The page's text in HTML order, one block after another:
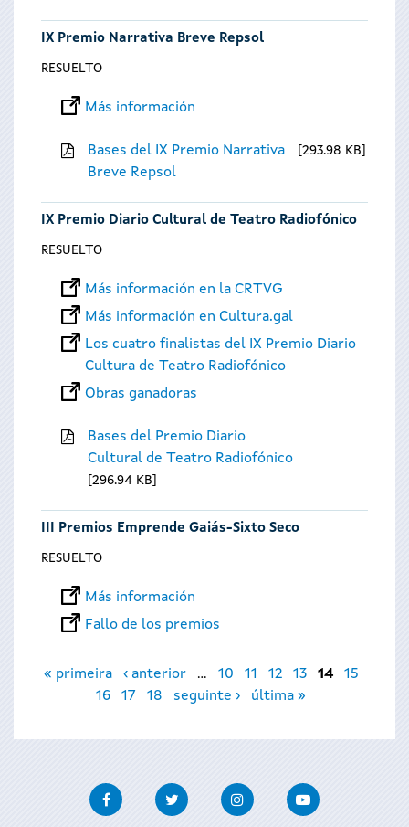
IX Premio Narrativa Breve Repsol
RESUELTO
Más información
Bases del IX Premio Narrativa
Breve Repsol
293.98 KB
IX Premio Diario Cultural de Teatro Radiofónico
RESUELTO
Más información en la CRTVG
Más información en Cultura.gal
Los cuatro finalistas del IX Premio Diario
Cultura de Teatro Radiofónico
Obras ganadoras
Bases del Premio Diario
Cultural de Teatro Radiofónico
296.94 KB
III Premios Emprende Gaiás-Sixto Seco
RESUELTO
Más información
Fallo de los premios
Páginas
« primeira ‹ anterior … 10 11 12 13 14
15
16
17 18 seguinte › última »
FacebookTwitter InstagramYoutube